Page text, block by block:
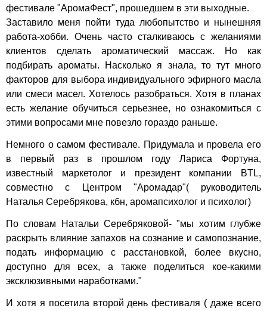
фестивале "АромаФест", прошедшем в эти выходные.
Заставило меня пойти туда любопытство и нынешняя
работа-хобби. Очень часто сталкиваюсь с желаниями
клиентов сделать ароматический массаж. Но как
подбирать ароматы. Насколько я знала, то тут много
факторов для выбора индивидуального эфирного масла
или смеси масел. Хотелось разобраться. Хотя в планах
есть желание обучиться серьезнее, но ознакомиться с
этими вопросами мне повезло гораздо раньше.
Немного о самом фестивале. Придумала и провела его
в первый раз в прошлом году Лариса Фортуна,
известный маркетолог и президент компании BTL,
совместно с Центром "Аромадар"( руководитель
Наталья Серебрякова, кбн, аромапсихолог и психолог)
По словам Натальи Серебряковой- "мы хотим глубже
раскрыть влияние запахов на сознание и самопознание,
подать информацию с расстановкой, более вкусно,
доступно для всех, а также поделиться кое-какими
эксклюзивными наработками."
И хотя я посетила второй день фестиваля ( даже всего